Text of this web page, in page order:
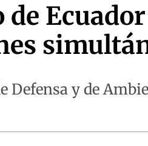
de
Defensa y de